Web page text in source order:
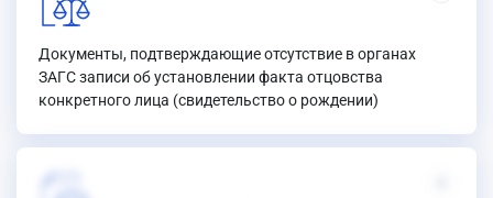
Документы, подтверждающие отсутствие в органах
ЗАГС записи об установлении факта отцовства
конкретного лица (свидетельство о рождении)